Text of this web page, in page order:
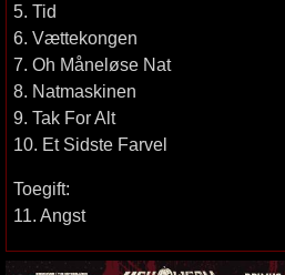
5. Tid
6. Vættekongen
7. Oh Måneløse Nat
8. Natmaskinen
9. Tak For Alt
10. Et Sidste Farvel
Toegift:
11. Angst